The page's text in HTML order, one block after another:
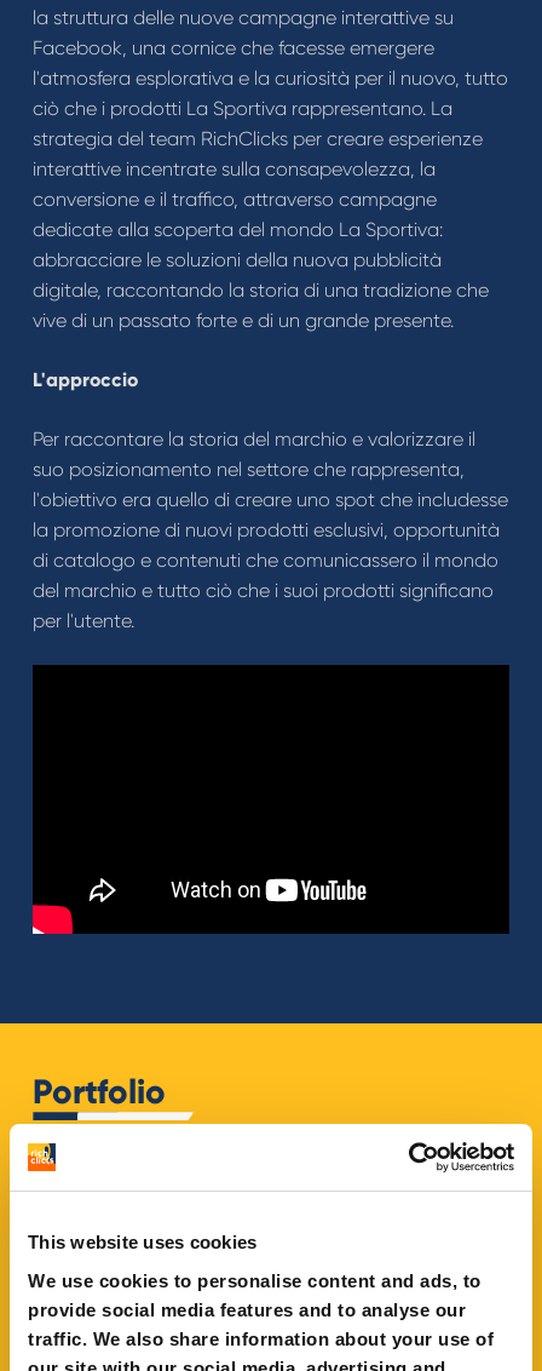
This website uses cookies
We use cookies to personalise content and ads, to
provide social media features and to analyse our
traffic. We also share information about your use of
la struttura delle nuove campagne interattive su
Facebook, una cornice che facesse emergere
l'atmosfera esplorativa e la curiosità per il nuovo, tutto
ciò che i prodotti La Sportiva rappresentano. La
strategia del team RichClicks per creare esperienze
interattive incentrate sulla consapevolezza, la
conversione e il traffico, attraverso campagne
dedicate alla scoperta del mondo La Sportiva:
abbracciare le soluzioni della nuova pubblicità
digitale, raccontando la storia di una tradizione che
vive di un passato forte e di un grande presente.
L'approccio
Per raccontare la storia del marchio e valorizzare il
suo posizionamento nel settore che rappresenta,
l'obiettivo era quello di creare uno spot che includesse
la promozione di nuovi prodotti esclusivi, opportunità
di catalogo e contenuti che comunicassero il mondo
del marchio e tutto ciò che i suoi prodotti significano
per l'utente.
Portfolio